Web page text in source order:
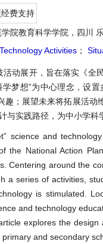
费支持
学院教育科学学院，四川
Activities ；
活动展开，旨在落实《
梦想”为中心理念，设
；展望未来将拓展活
实践路径，为中小学科
science and
the National Action
Centering around the
a series of activities,
is stimulated.
and technology
explores the
and secondary